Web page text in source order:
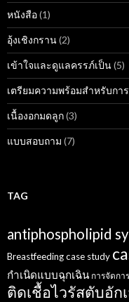
หนังสือ(1)
อุ้งเชิงกราน(2)
เข้าใจและดูแลครรภ์เป็น(5)
เตรียมความพร้อมสำหรับกา
เนื้องอกมดลูก(3)
แบบสอบถาม (7)
TAG
antiphospholipid
Breastfeeding case study
กำเนิดแบบฉุกเฉิน การจัดกา
ติดเชื้อไวรัสตับอัก